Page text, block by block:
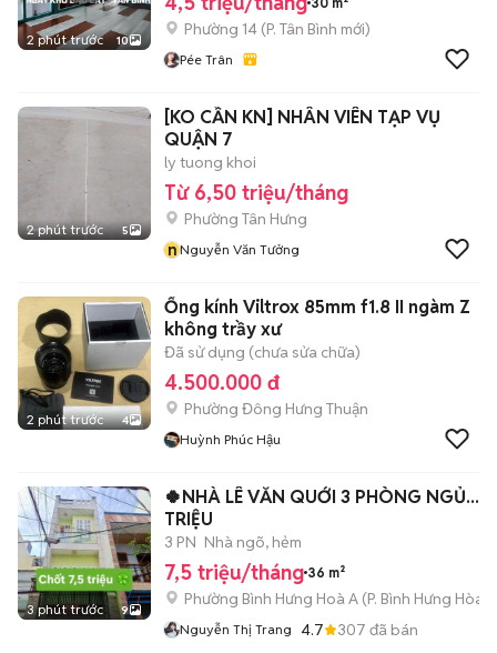
2 phút trước 10
Phường 14 (P. Tân Bình mới)
Pée Trân
2 phút trước 5
[KO CẦN KN] NHÂN VIÊN TẠP VỤ
QUẬN 7
ly tuong khoi
Từ 6,50 triệu/tháng
Phường Tân Hưng
nNguyễn Văn Tưởng
2 phút trước 4
Ống kính Viltrox 85mm f1.8 II ngàm Z
không trầy xư
Đã sử dụng (chưa sửa chữa)
4.500.000 đ
Phường Đông Hưng Thuận
Huỳnh Phúc Hậu
3 phút trước 9
🍀NHÀ LÊ VĂN QUỚI 3 PHÒNG
TRIỆU
3 PN Nhà ngõ, hẻm
7,5 triệu/tháng 36 m²
Phường Bình Hưng Hoà A (P. Bình Hưng Hòa
Nguyễn Thị Trang 4.7 307 đã bán